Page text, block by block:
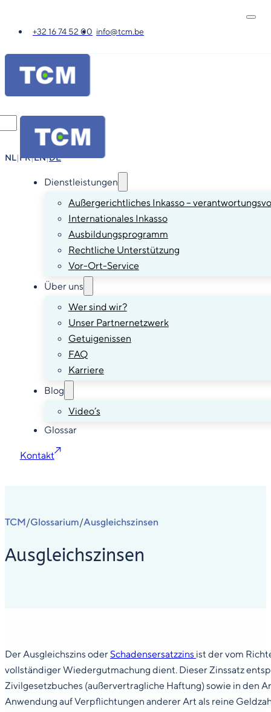
+32 16 74 52 00 info@tcm.be
NL|FR|EN|DE
Dienstleistungen
Außergerichtliches Inkasso –
Internationales Inkasso
Ausbildungsprogramm
Rechtliche Unterstützung
Vor-Ort-Service
Über uns
Wer sind wir?
Unser Partnernetzwerk
Getuigenissen
FAQ
Karriere
Blog
Video’s
Glossar
Kontakt
TCM/Glossarium/Ausgleichszinsen
Ausgleichszinsen
Der Ausgleichszins oder Schadensersatzzins ist der vom
vollständiger Wiedergutmachung dient. Dieser Zinssatz
Zivilgesetzbuches (außervertragliche Haftung) sowie in den
Anwendung auf Verpflichtungen anderer Art als reine